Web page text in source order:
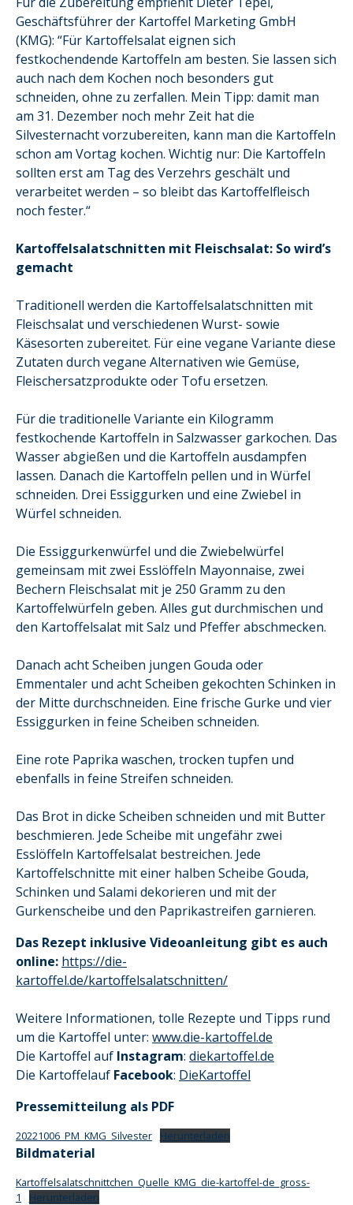
Geschäftsführer der Kartoffel Marketing GmbH
(KMG): “Für Kartoffelsalat eignen sich
festkochendende Kartoffeln am besten. Sie lassen sich
auch nach dem Kochen noch besonders gut
schneiden, ohne zu zerfallen. Mein Tipp: damit man
am 31. Dezember noch mehr Zeit hat die
Silvesternacht vorzubereiten, kann man die Kartoffeln
schon am Vortag kochen. Wichtig nur: Die Kartoffeln
sollten erst am Tag des Verzehrs geschält und
verarbeitet werden – so bleibt das Kartoffelfleisch
noch fester.“
Kartoffelsalatschnitten mit Fleischsalat: So wird’s
gemacht
Traditionell werden die Kartoffelsalatschnitten mit
Fleischsalat und verschiedenen Wurst- sowie
Käsesorten zubereitet. Für eine vegane Variante diese
Zutaten durch vegane Alternativen wie Gemüse,
Fleischersatzprodukte oder Tofu ersetzen.
Für die traditionelle Variante ein Kilogramm
festkochende Kartoffeln in Salzwasser garkochen. Das
Wasser abgießen und die Kartoffeln ausdampfen
lassen. Danach die Kartoffeln pellen und in Würfel
schneiden. Drei Essiggurken und eine Zwiebel in
Würfel schneiden.
Die Essiggurkenwürfel und die Zwiebelwürfel
gemeinsam mit zwei Esslöffeln Mayonnaise, zwei
Bechern Fleischsalat mit je 250 Gramm zu den
Kartoffelwürfeln geben. Alles gut durchmischen und
den Kartoffelsalat mit Salz und Pfeffer abschmecken.
Danach acht Scheiben jungen Gouda oder
Emmentaler und acht Scheiben gekochten Schinken in
der Mitte durchschneiden. Eine frische Gurke und vier
Essiggurken in feine Scheiben schneiden.
Eine rote Paprika waschen, trocken tupfen und
ebenfalls in feine Streifen schneiden.
Das Brot in dicke Scheiben schneiden und mit Butter
beschmieren. Jede Scheibe mit ungefähr zwei
Esslöffeln Kartoffelsalat bestreichen. Jede
Kartoffelschnitte mit einer halben Scheibe Gouda,
Schinken und Salami dekorieren und mit der
Gurkenscheibe und den Paprikastreifen garnieren.
Das Rezept inklusive Videoanleitung gibt es auch
online: https://die-
kartoffel.de/kartoffelsalatschnitten/
Weitere Informationen, tolle Rezepte und Tipps rund
um die Kartoffel unter: www.die-kartoffel.de
Die Kartoffel auf Instagram: diekartoffel.de
Die Kartoffelauf Facebook: DieKartoffel
Pressemitteilung als PDF
20221006_PM_KMG_Silvester Herunterladen
Bildmaterial
Kartoffelsalatschnittchen_Quelle_KMG_die-kartoffel-de_gross-
1
Herunterladen